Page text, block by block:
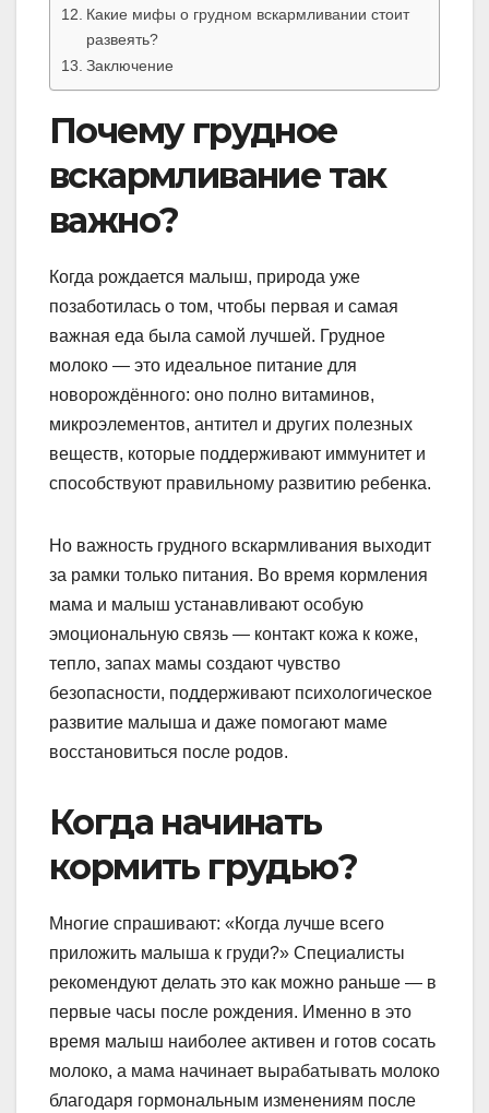
Какие мифы о грудном вскармливании стоит
развеять?
Заключение
Почему грудное
вскармливание так
важно?
Когда рождается малыш, природа уже
позаботилась о том, чтобы первая и самая
важная еда была самой лучшей. Грудное
молоко — это идеальное питание для
новорождённого: оно полно витаминов,
микроэлементов, антител и других полезных
веществ, которые поддерживают иммунитет и
способствуют правильному развитию ребенка.
Но важность грудного вскармливания выходит
за рамки только питания. Во время кормления
мама и малыш устанавливают особую
эмоциональную связь — контакт кожа к коже,
тепло, запах мамы создают чувство
безопасности, поддерживают психологическое
развитие малыша и даже помогают маме
восстановиться после родов.
Когда начинать
кормить грудью?
Многие спрашивают: «Когда лучше всего
приложить малыша к груди?» Специалисты
рекомендуют делать это как можно раньше — в
первые часы после рождения. Именно в это
время малыш наиболее активен и готов сосать
молоко, а мама начинает вырабатывать молоко
благодаря гормональным изменениям после